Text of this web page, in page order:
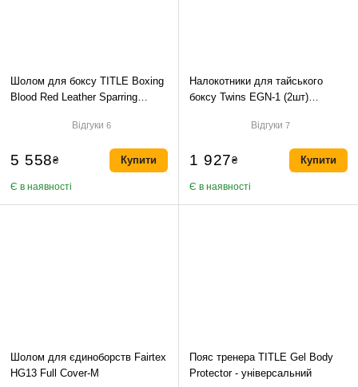
Шолом для боксу TITLE Boxing
Blood Red Leather Sparring
Відгуки6
5 558₴
Є в наявності
Купити
Налокотники для тайського
боксу Twins EGN-1 (2шт)
Відгуки7
1 927₴
Є в наявності
Купити
Шолом для єдиноборств Fairtex
HG13 Full Cover-M
Пояс тренера TITLE Gel Body
Protector - універсальний